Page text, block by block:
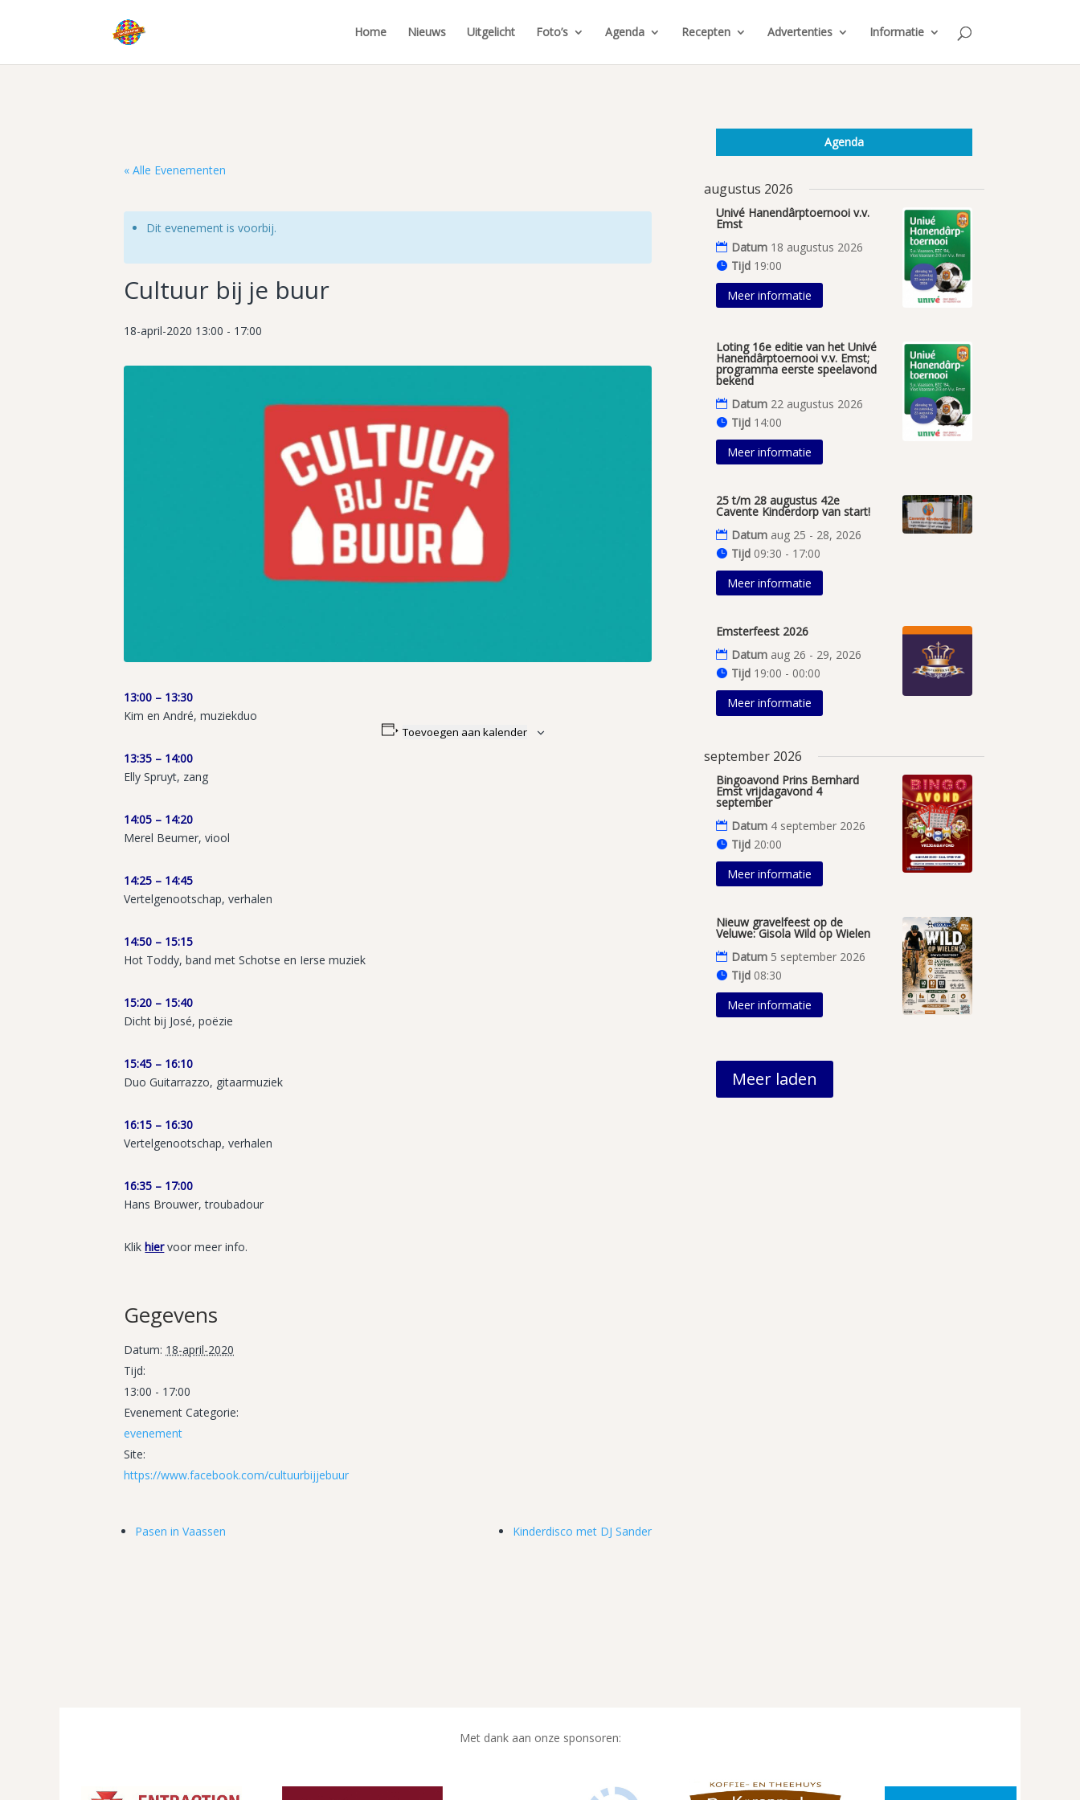
Home Nieuws Uitgelicht Foto’s Agenda Recepten Advertenties Informatie
« Alle Evenementen
Dit evenement is voorbij.
Cultuur bij je buur
18-april-2020 13:00 - 17:00
13:00 – 13:30
Kim en André, muziekduo
13:35 – 14:00
Elly Spruyt, zang
14:05 – 14:20
Merel Beumer, viool
14:25 – 14:45
Vertelgenootschap, verhalen
14:50 – 15:15
Hot Toddy, band met Schotse en Ierse muziek
15:20 – 15:40
Dicht bij José, poëzie
15:45 – 16:10
Duo Guitarrazzo, gitaarmuziek
16:15 – 16:30
Vertelgenootschap, verhalen
16:35 – 17:00
Hans Brouwer, troubadour
Klik hiervoor meer info.
Toevoegen aan kalender
Gegevens
Datum: 18-april-2020
Tijd:
13:00 - 17:00
Evenement Categorie:
evenement
Site:
https://www.facebook.com/cultuurbijjebuur
Pasen in Vaassen Kinderdisco met DJ Sander
Agenda
augustus 2026
Univé Hanendârptoernooi v.v.
Emst
Datum 18 augustus 2026
Tijd 19:00
Meer informatie
Loting 16e editie van het Univé
Hanendârptoernooi v.v. Emst;
programma eerste speelavond
bekend
Datum 22 augustus 2026
Tijd 14:00
Meer informatie
25 t/m 28 augustus 42e
Cavente Kinderdorp van start!
Datum aug 25 - 28, 2026
Tijd 09:30 - 17:00
Meer informatie
Emsterfeest 2026
Datum aug 26 - 29, 2026
Tijd 19:00 - 00:00
Meer informatie
september 2026
Bingoavond Prins Bernhard
Emst vrijdagavond 4
september
Datum 4 september 2026
Tijd 20:00
Meer informatie
Nieuw gravelfeest op de
Veluwe: Gisola Wild op Wielen
Datum 5 september 2026
Tijd 08:30
Meer informatie
Meer laden
Met dank aan onze sponsoren: